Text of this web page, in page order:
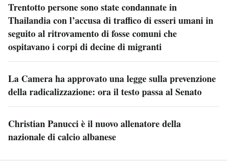
Trentotto persone sono state condannate in
Thailandia con l’accusa di traffico di esseri umani in
seguito al ritrovamento di fosse comuni che
ospitavano i corpi di decine di migranti
La Camera ha approvato una legge sulla prevenzione
della radicalizzazione: ora il testo passa al Senato
Christian Panucci è il nuovo allenatore della
nazionale di calcio albanese